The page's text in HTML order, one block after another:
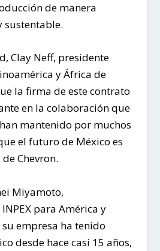
de manera
sustentable.
Clay Neff, presidente
y África de
la firma de este contrato
en la colaboración que
mantenido por muchos
el futuro de México es
Chevron.
Miyamoto,
para América y
empresa ha tenido
desde hace casi 15 años,